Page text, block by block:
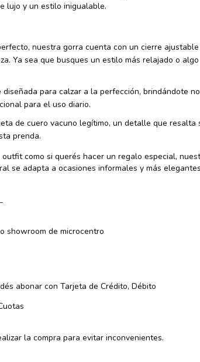
lujo y un estilo inigualable.
nuestra gorra cuenta con un cierre
Ya sea que busques un estilo más relajado o algo
para calzar a la perfección, brindándote no
para el uso diario.
de cuero vacuno legítimo, un detalle que resalta
prenda.
como si querés hacer un regalo especial,
se adapta a ocasiones informales y más
showroom de microcentro
abonar con Tarjeta de Crédito, Débito
la compra para evitar inconvenientes.